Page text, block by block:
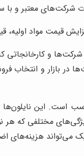
شرکت‌های معتبر و
قیمت مواد
و کارخانجاتی
در بازار و
است. این
مختلفی که هر
می‌تواند